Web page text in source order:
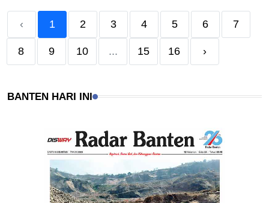
‹ 1 2 3 4 5 6 7
8 9 10 ... 15 16 ›
BANTEN HARI INI